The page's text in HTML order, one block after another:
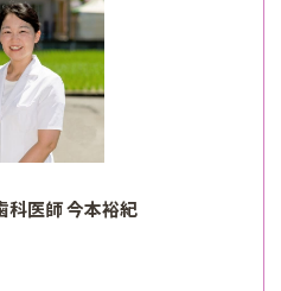
科医師 今本裕紀